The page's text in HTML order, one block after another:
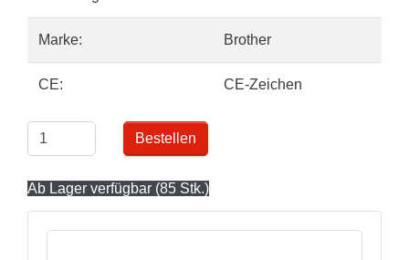
Marke: Brother
CE: CE-Zeichen
Bestellen
Ab Lager verfügbar (85 Stk.)